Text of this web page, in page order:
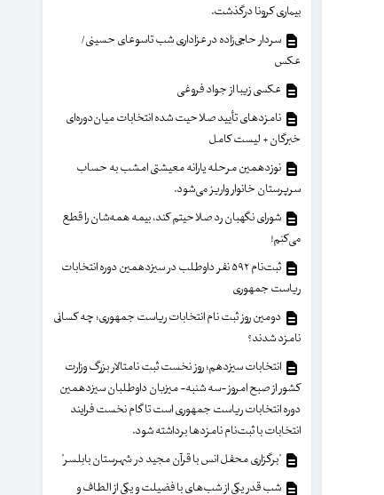
بیماری کرونا درگذشت.
سردار حاجی‌زاده در عزاداری شب تاسوعای حسینی/
عکس
عکسی زیبا از جواد فروغی
نامزدهای تأیید صلاحیت شده انتخابات میان‌دوره‌ای
خبرگان + لیست کامل
نوزدهمین مرحله یارانه معیشتی امشب به حساب
سرپرستان خانوار واریز می‌شود.
شورای نگهبان رد صلاحیتم کند، بیمه همه‌شان را قطع
می‌کنم!
ثبت‌نام ۵۹۲ نفر داوطلب در سیزدهمین دوره انتخابات
ریاست جمهوری
دومین روز ثبت نام انتخابات ریاست جمهوری؛ چه کسانی
نامزد شدند؟
انتخابات سیزدهم؛ روز نخست ثبت نامتالار بزرگ وزارت
کشور از صبح امروز -سه شنبه- میزبان داوطلبان سیزدهمین
دوره انتخابات ریاست جمهوری است تا گام نخست فرایند
انتخابات با ثبت‌نام نامزدها برداشته شود.
"برگزاری محفل انس با قرآن مجید در شهرستان بابلسر"
شب قدر یکی از شب‌های با فضیلت و یکی از الطاف و